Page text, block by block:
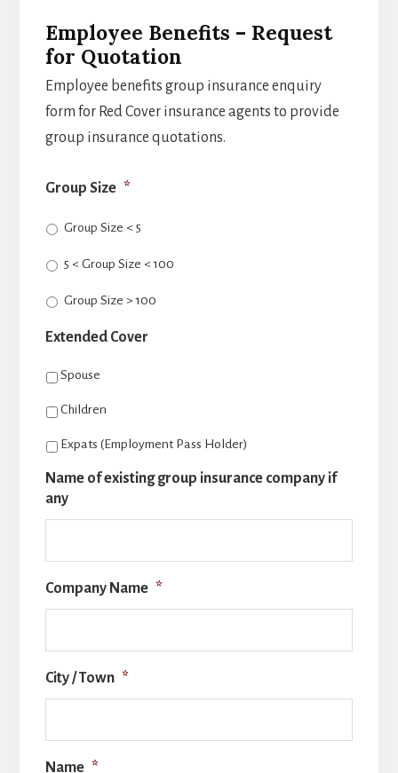
Employee Benefits – Request
for Quotation
Employee benefits group insurance enquiry
form for Red Cover insurance agents to provide
group insurance quotations.
Group Size *
Group Size < 5
5 < Group Size < 100
Group Size > 100
Extended Cover
Spouse
Children
Expats (Employment Pass Holder)
Name of existing group insurance company if
any
Company Name *
City / Town *
Name *